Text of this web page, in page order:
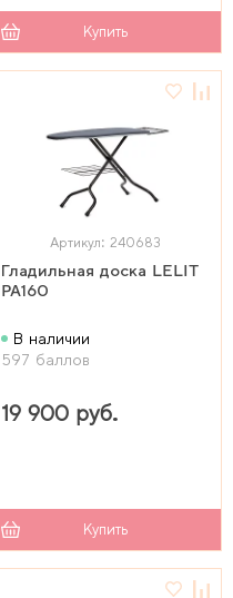
Купить
Артикул: 240683
Гладильная доска LELIT
PA160
В наличии
597 баллов
19 900 руб.
Купить